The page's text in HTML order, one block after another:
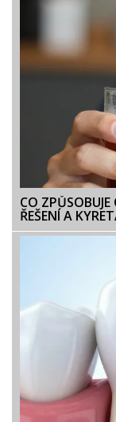
CO
ŘEŠENÍ A